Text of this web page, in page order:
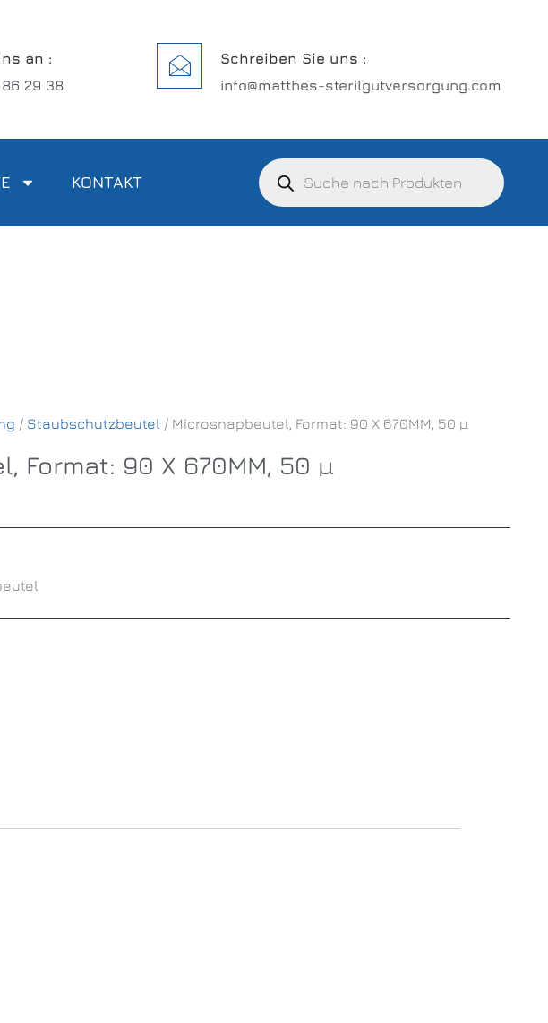
an :
86 29 38
Schreiben Sie uns :
info@matthes-sterilgutversorgung.com
KONTAKT
/ Staubschutzbeutel / Microsnapbeutel, Format: 90 X 670MM, 50 µ
Format: 90 X 670MM, 50 µ